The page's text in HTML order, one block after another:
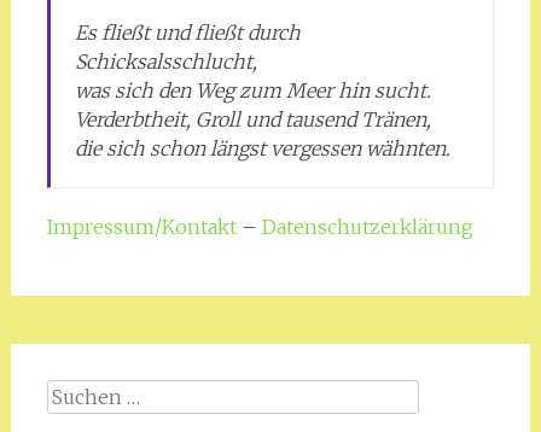
Es fließt und fließt durch
Schicksalsschlucht,
was sich den Weg zum Meer hin sucht.
Verderbtheit, Groll und tausend Tränen,
die sich schon längst vergessen wähnten.
Impressum/Kontakt– Datenschutzerklärung
Suche